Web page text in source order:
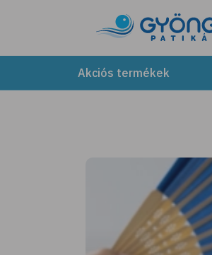
Akciós termékek